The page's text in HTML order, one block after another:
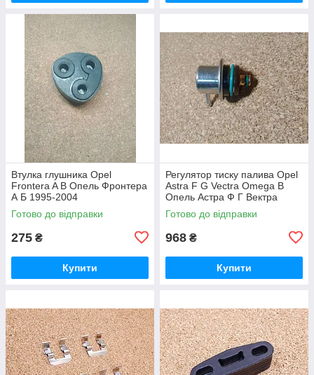
Втулка глушника Opel
Frontera A B Опель Фронтера
А Б 1995-2004
Готово до відправки
275 ₴
Купити
Регулятор тиску палива Opel
Astra F G Vectra Omega B
Опель Астра Ф Г Вектра
Омега
Готово до відправки
968 ₴
Купити